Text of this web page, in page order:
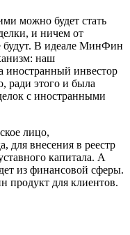
и ничем от
будут. В идеале МинФин
наш
иностранный инвестор
ради этого и была
с иностранными
лицо,
для внесения в реестр
капитала. А
из финансовой сферы.
продукт для клиентов.